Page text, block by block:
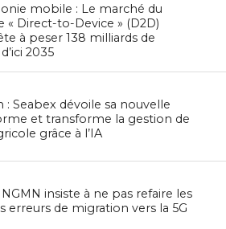
mobile : Le marché du
« Direct-to-Device » (D2D)
à peser 138 milliards de
2035
: Seabex dévoile sa nouvelle
et transforme la gestion de
grâce à l’IA
NGMN insiste à ne pas refaire les
erreurs de migration vers la 5G